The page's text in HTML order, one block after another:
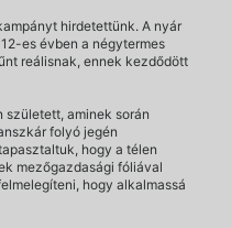
hirdetettünk. A nyár
es évben a négytermes
reálisnak, ennek kezdődött
aminek során
folyó jegén
hogy a télen
mezőgazdasági fóliával
hogy alkalmassá